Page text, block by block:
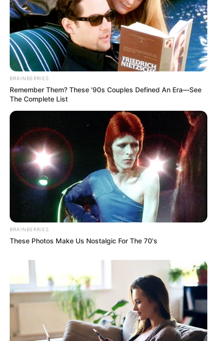
Συνέντευξη Alexander Dugin
σχολιάζοντας τον λόγο
Πούτιν: Είναι η έναρξη της
Νικηφόρας...
ΕΠΕΙΓΟΝ: Στην απόφαση
τον Ε.Ο.Φ αναγράφεται
Email address:
Όλα τα κείμενα και οι εικόνες είναι πνευματική ιδιοκτησία του
ΝΙΚΟΛΑΟΣ ΑΝΑΞΙΜΑΝΔΡΟΣ. Aπαγορεύεται η αναπαραγωγή, η
BRAINBERRIES
Remember Them? These '90s Couples Defined An Era—See
The Complete List
BRAINBERRIES
These Photos Make Us Nostalgic For The 70's